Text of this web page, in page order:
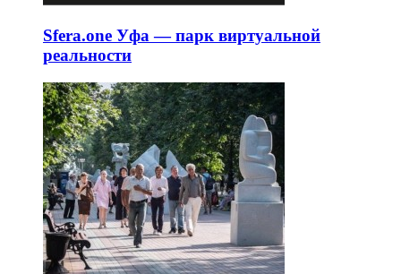
Sfera.one Уфа — парк виртуальной
реальности